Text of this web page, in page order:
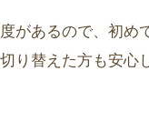
があるので、初め
り替えた方も安心